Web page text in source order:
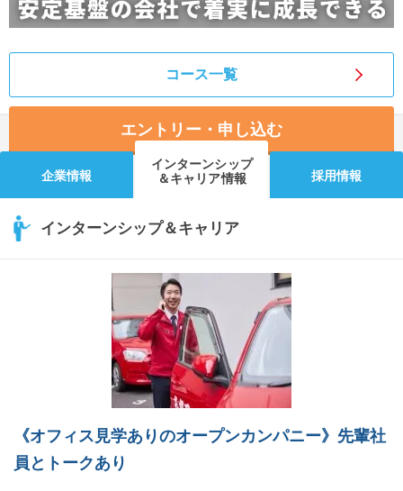
コース一覧
エントリー・申し込む
企業情報
インターンシップ
＆キャリア情報
採用情報
インターンシップ＆キャリア
《オフィス見学ありのオープンカンパニー》先輩社
員とトークあり